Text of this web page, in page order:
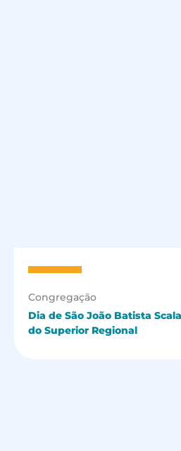
Congregação
Dia de São João Batista
do Superior Regional